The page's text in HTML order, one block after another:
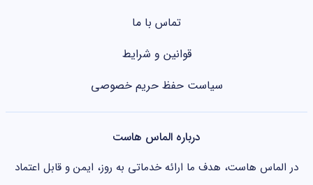
تماس با ما
قوانین و شرایط
سیاست حفظ حریم خصوصی
درباره الماس هاست
در الماس هاست، هدف ما ارائه خدماتی به روز، ایمن و قابل اعتماد